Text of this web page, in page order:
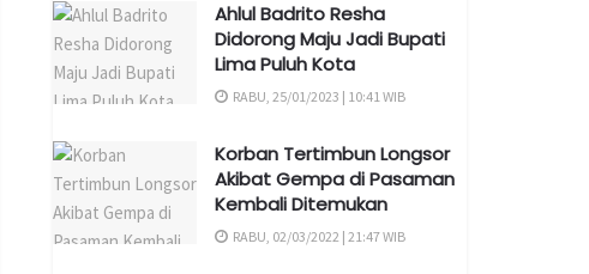
Ahlul Badrito Resha
Didorong Maju Jadi Bupati
Lima Puluh Kota
RABU, 25/01/2023 | 10:41 WIB
Korban Tertimbun Longsor
Akibat Gempa di Pasaman
Kembali Ditemukan
RABU, 02/03/2022 | 21:47 WIB